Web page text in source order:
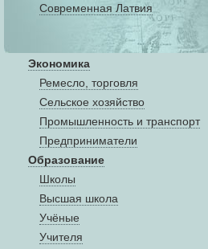
Современная Латвия
Экономика
Ремесло, торговля
Сельское хозяйство
Промышленность и транспорт
Предприниматели
Образование
Школы
Высшая школа
Учёные
Учителя